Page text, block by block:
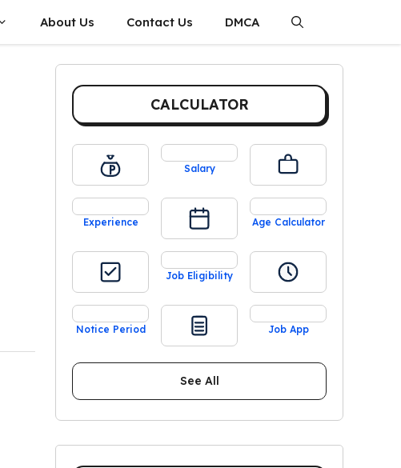
About Us Contact Us DMCA
CALCULATOR
Salary
Experience Age Calculator
Job Eligibility
Notice Period Job App
See All